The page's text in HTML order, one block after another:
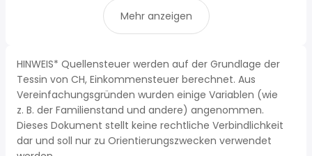
Mehr anzeigen
HINWEIS* Quellensteuer werden auf der Grundlage der
Tessin von CH, Einkommensteuer berechnet. Aus
Vereinfachungsgründen wurden einige Variablen (wie
z. B. der Familienstand und andere) angenommen.
Dieses Dokument stellt keine rechtliche Verbindlichkeit
dar und soll nur zu Orientierungszwecken verwendet